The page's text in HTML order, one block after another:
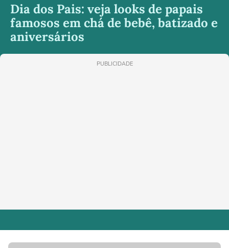
Dia dos Pais: veja looks de papais
famosos em chá de bebê, batizado e
aniversários
PUBLICIDADE